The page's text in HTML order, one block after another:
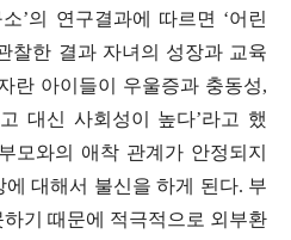
’의 연구결과에 따르면 ‘어린
찰한 결과 자녀의 성장과 교육
란 아이들이 우울증과 충동성,
대신 사회성이 높다’라고 했
모와의 애착 관계가 안정되지
대해서 불신을 하게 된다. 부
기 때문에 적극적으로 외부환